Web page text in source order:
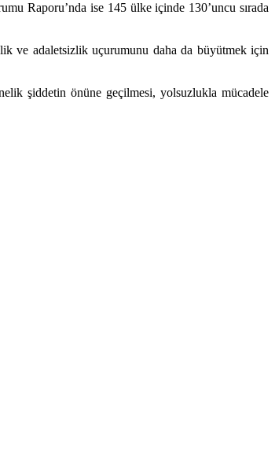
Raporu’nda ise 145 ülke içinde 130’uncu sırada
ve adaletsizlik uçurumunu daha da büyütmek için
şiddetin önüne geçilmesi, yolsuzlukla mücadele